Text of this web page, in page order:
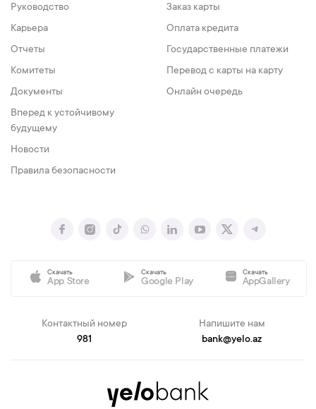
Руководство
Карьера
Отчеты
Комитеты
Документы
Вперед к устойчивому
будущему
Новости
Правила безопасности
Заказ карты
Оплата кредита
Государственные платежи
Перевод с карты на карту
Онлайн очередь
Скачать
App Store
Скачать
Google Play
Скачать
AppGallery
Контактный номер
981
Напишите нам
bank@yelo.az